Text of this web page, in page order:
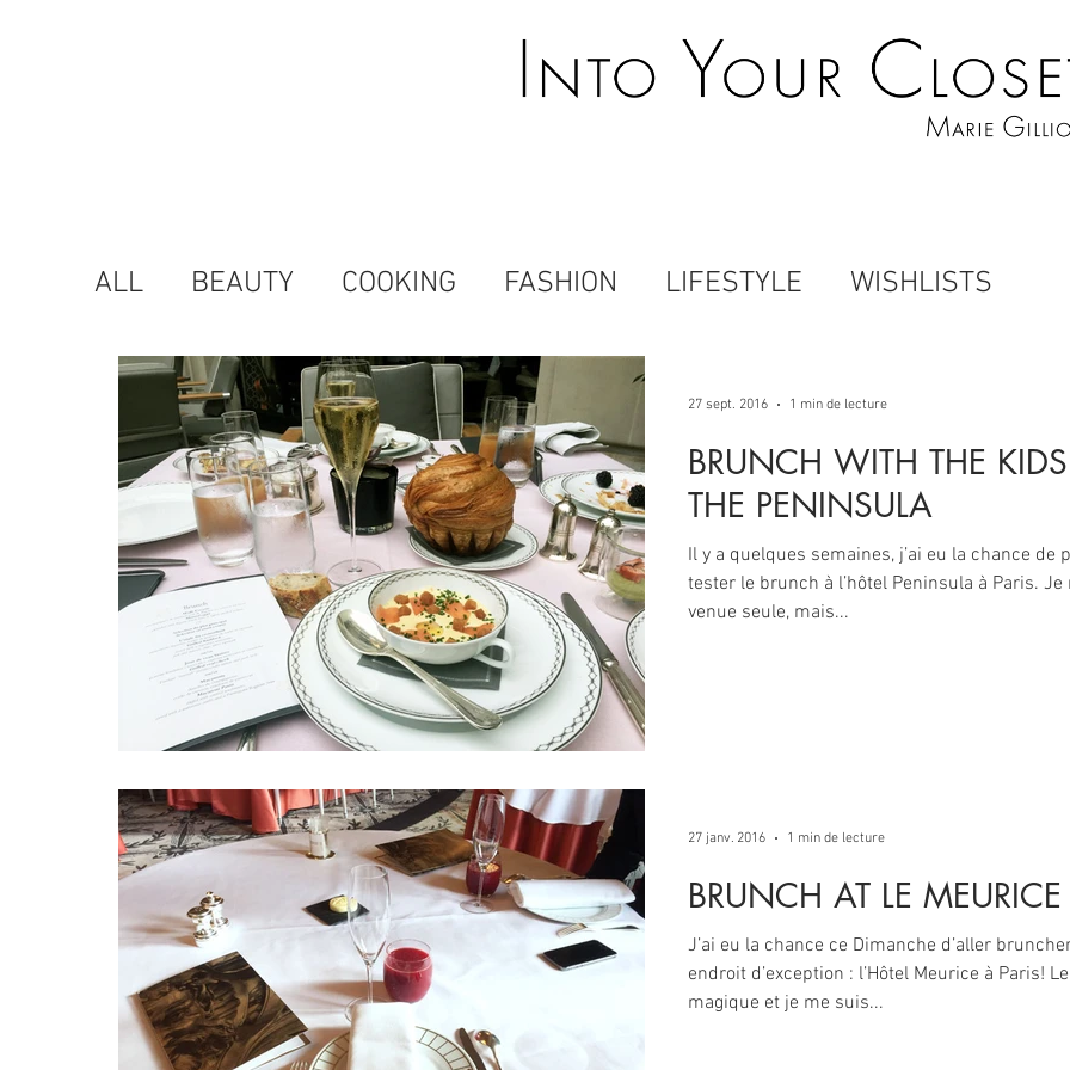
ALL BEAUTY COOKING FASHION LIFESTYLE WISHLISTS
BRUNCH WITH THE
THE PENINSULA
Il y a quelques semaines, j’ai eu la chance de
tester le brunch à l’hôtel Peninsula à Paris.
venue seule, mais...
27 sept. 2016 1 min de lecture
BRUNCH AT LE MEURICE
J’ai eu la chance ce Dimanche d’aller
endroit d’exception : l’Hôtel Meurice à Paris!
magique et je me suis...
27 janv. 2016 1 min de lecture